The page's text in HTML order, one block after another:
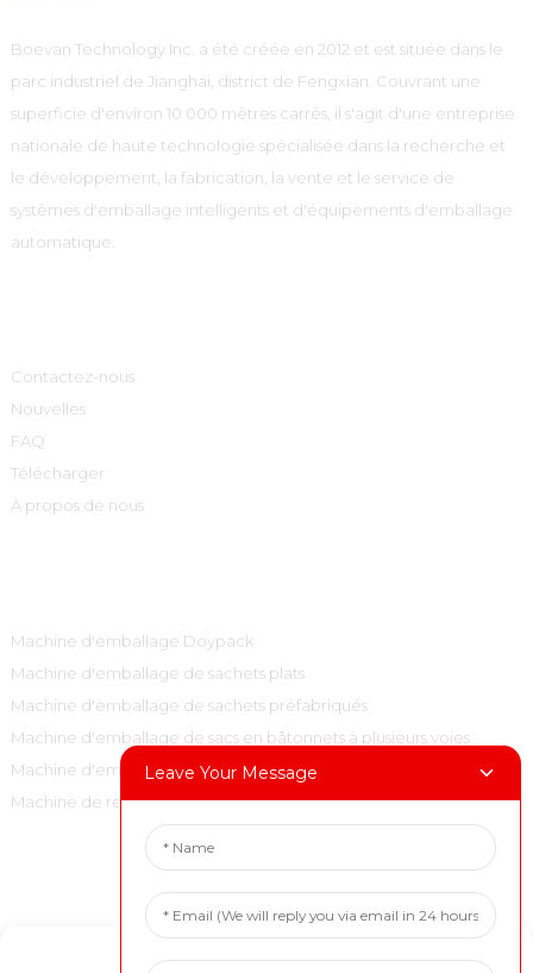
Boevan Technology Inc. a été créée en 2012 et est située dans le
parc industriel de Jianghai, district de Fengxian. Couvrant une
superficie d'environ 10 000 mètres carrés, il s'agit d'une entreprise
nationale de haute technologie spécialisée dans la recherche et
le développement, la fabrication, la vente et le service de
systèmes d'emballage intelligents et d'équipements d'emballage
automatique.
Contactez-nous
Nouvelles
FAQ
Télécharger
À propos de nous
Machine d'emballage Doypack
Machine d'emballage de sachets plats
Machine d'emballage de sachets préfabriqués
Machine d'emballage de sacs en bâtonnets à plusieurs voies
Machine d'emballage de sacs à oreillers verticaux
Machine de remplissage et de bouchage
Tél. : +86 15001972710
Leave Your Message
Manage Cookie Consent